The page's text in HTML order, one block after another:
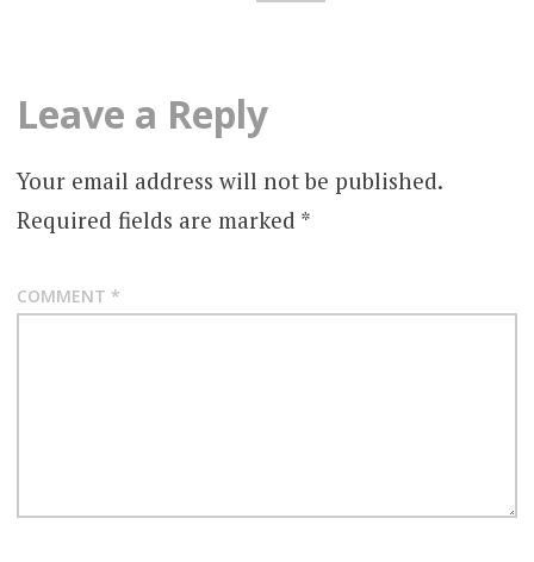
Leave a Reply
Your email address will not be published.
Required fields are marked *
COMMENT *